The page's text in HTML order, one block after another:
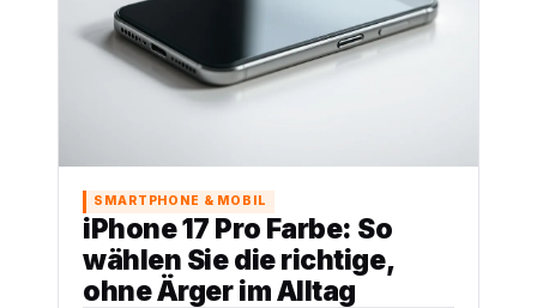
SMARTPHONE & MOBIL
iPhone 17 Pro Farbe: So
wählen Sie die richtige,
ohne Ärger im Alltag